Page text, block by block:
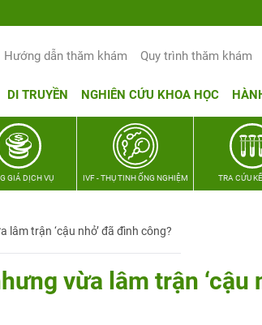
Hướng dẫn thăm khám Quy trình thăm khám
DI TRUYỀN NGHIÊN CỨU KHOA HỌC
GIÁ DỊCH VỤ IVF - THỤ TINH ỐNG NGHIỆM TRA CỨU
trận ‘cậu nhỏ’ đã đình công?
vừa lâm trận ‘cậu